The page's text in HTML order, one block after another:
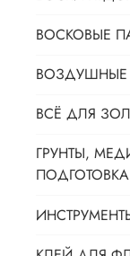
ВОСКОВЫЕ
ВОЗДУШНЫЕ
ВСЁ ДЛЯ
ГРУНТЫ,
ПОДГОТОВКА